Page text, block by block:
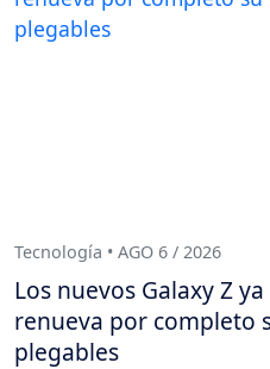
Tecnología • AGO 6 / 2026
Los nuevos Galaxy Z
renueva por completo
plegables